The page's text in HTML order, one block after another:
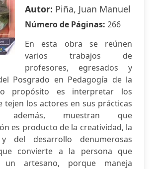
Autor: Piña, Juan Manuel
Número de Páginas: 266
En esta obra se reúnen
varios trabajos de
profesores, egresados y
Posgrado en Pedagogía de la
propósito es interpretar los
tejen los actores en sus prácticas
además, muestran que
es producto de la creatividad, la
y del desarrollo denumerosas
convierte a la persona que
artesano, porque maneja